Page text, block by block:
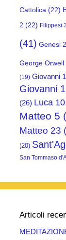
Cattolica (22)
2 (22) Filippesi 3
(41) Genesi 2
George Orwell
(19) Giovanni
Giovanni
(26) Luca 10
Matteo 5
Matteo 23
(20)
San Tommaso
Articoli